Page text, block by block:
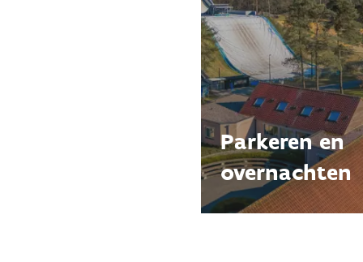
Parkeren en
overnachten